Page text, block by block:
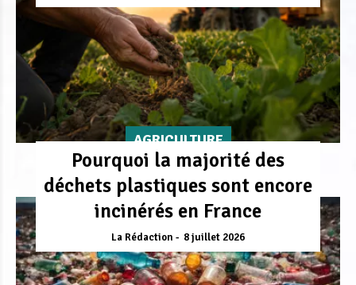
AGRICULTURE
Pourquoi la majorité des
déchets plastiques sont encore
incinérés en France
La Rédaction 8 juillet 2026